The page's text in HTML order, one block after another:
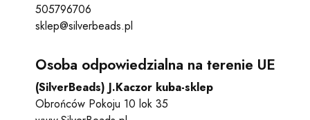
505796706
sklep@silverbeads.pl
Osoba odpowiedzialna na terenie UE
(SilverBeads) J.Kaczor kuba-sklep
Obrońców Pokoju 10 lok 35